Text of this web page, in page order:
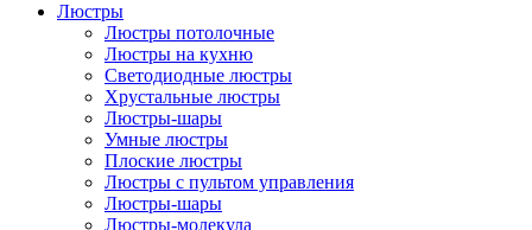
Люстры
Люстры потолочные
Люстры на кухню
Светодиодные люстры
Хрустальные люстры
Люстры-шары
Умные люстры
Плоские люстры
Люстры с пультом управления
Люстры-шары
Люстры-молекула